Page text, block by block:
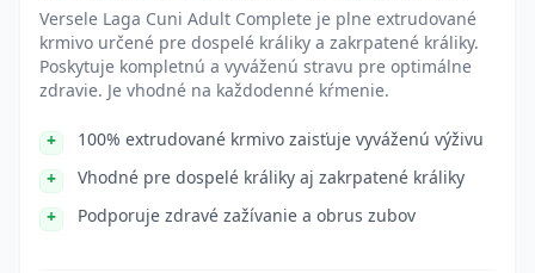
Versele Laga Cuni Adult Complete je plne extrudované
krmivo určené pre dospelé králiky a zakrpatené králiky.
Poskytuje kompletnú a vyváženú stravu pre optimálne
zdravie. Je vhodné na každodenné kŕmenie.
100% extrudované krmivo zaisťuje vyváženú výživu
Vhodné pre dospelé králiky aj zakrpatené králiky
Podporuje zdravé zažívanie a obrus zubov